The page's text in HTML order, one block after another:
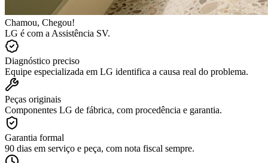
Chamou, Chegou!
LG é com a Assistência SV.
Diagnóstico preciso
Equipe especializada em LG identifica a causa real do problema.
Peças originais
Componentes LG de fábrica, com procedência e garantia.
Garantia formal
90 dias em serviço e peça, com nota fiscal sempre.